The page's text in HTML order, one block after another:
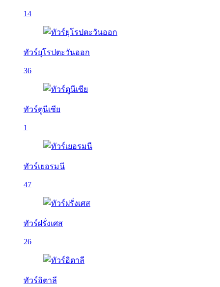
14
ทัวร์ยุโรปตะวันออก
36
ทัวร์ตูนีเซีย
1
ทัวร์เยอรมนี
47
ทัวร์ฝรั่งเศส
26
ทัวร์อิตาลี